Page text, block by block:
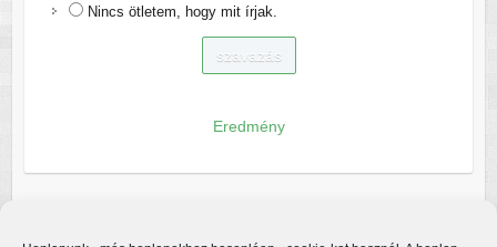
Nincs ötletem, hogy mit írjak.
Eredmény